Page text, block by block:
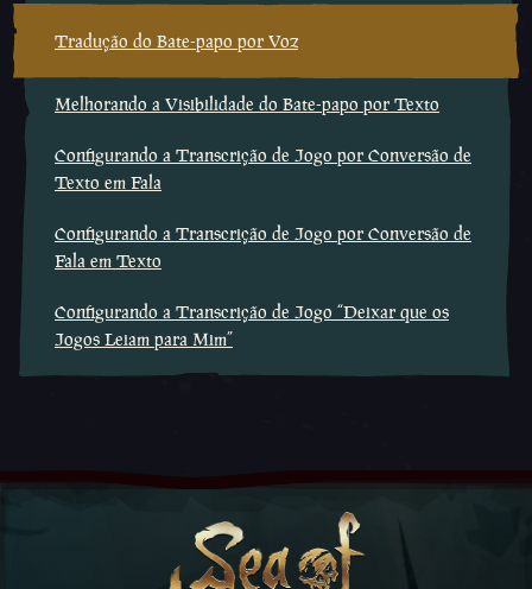
Tradução do Bate-papo por Voz
Melhorando a Visibilidade do Bate-papo por Texto
Configurando a Transcrição de Jogo por Conversão de
Texto em Fala
Configurando a Transcrição de Jogo por Conversão de
Fala em Texto
Configurando a Transcrição de Jogo “Deixar que os
Jogos Leiam para Mim”